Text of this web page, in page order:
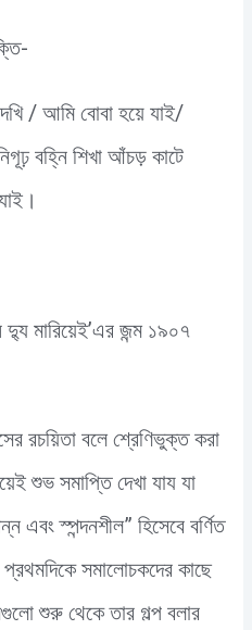
/ আমি বোবা হয়ে যাই/
বহ্নি শিখা আঁচড় কাটে
মারিয়েই’এর জন্ম ১৯০৭
রচয়িতা বলে শ্রেণিভুক্ত করা
শুভ সমাপ্তি দেখা যায যা
স্পন্দনশীল” হিসেবে বর্ণিত
সমালোচকদের কাছে
শুরু থেকে তার গল্প বলার